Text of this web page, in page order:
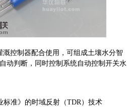
控制器配合使用，可组成土壤水分智
动判断，同时控制系统自动控制开关水
标准》的时域反射（TDR）技术